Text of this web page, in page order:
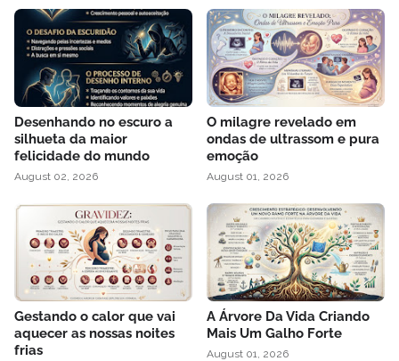
Desenhando no escuro a
silhueta da maior
felicidade do mundo
August 02, 2026
O milagre revelado em
ondas de ultrassom e pura
emoção
August 01, 2026
Gestando o calor que vai
aquecer as nossas noites
frias
A Árvore Da Vida Criando
Mais Um Galho Forte
August 01, 2026